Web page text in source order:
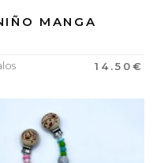
MANGA
14.50€